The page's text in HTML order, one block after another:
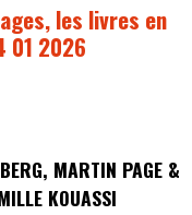
les livres en
01 2026
MARTIN PAGE &
KOUASSI